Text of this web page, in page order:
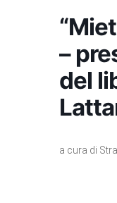
–
del
a cura di